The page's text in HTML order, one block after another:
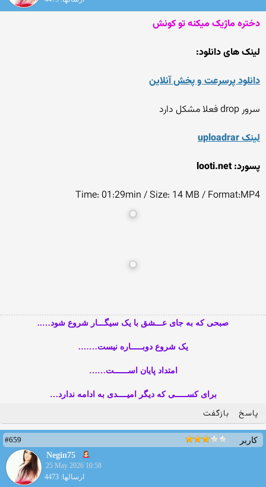
دختره ماژیک میکنه تو کونش
لینک های دانلود:
دانلود پرسرعت و پخش آنلاین
سرور drop فعلا مشکل دارد
لینک uploadrar
پسورد: looti.net
Time: 01:29min / Size: 14 MB / Format:MP4
صبحی که به جای عـــشق با یک سیگـــار شروع شود…..
یک شروع دوبـــــاره نیست…….
امتداد پایان اســــــت……
برای کســـــی که دیگر امیــــدی به ادامه ندارد…
پاسخ بازگفت
کاربر
#659
Negin75
25 May 2026 10:58
ارسالها: 4473